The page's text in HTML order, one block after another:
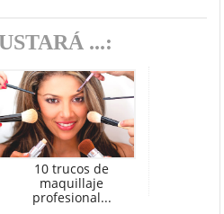
...:
10 trucos de
maquillaje
profesional...